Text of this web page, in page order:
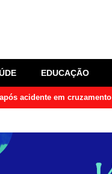
EDUCAÇÃO
acidente em cruzamento